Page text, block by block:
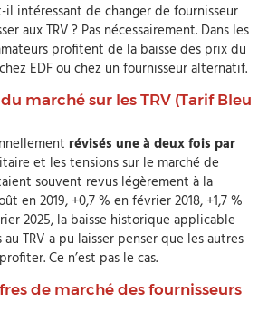
il intéressant de changer de fournisseur
aux TRV ? Pas nécessairement. Dans les
profitent de la baisse des prix du
EDF ou chez un fournisseur alternatif.
marché sur les TRV (Tarif Bleu
révisés une à deux fois par
et les tensions sur le marché de
souvent revus légèrement à la
en 2019, +0,7 % en février 2018, +1,7 %
2025, la baisse historique applicable
TRV a pu laisser penser que les autres
Ce n’est pas le cas.
de marché des fournisseurs